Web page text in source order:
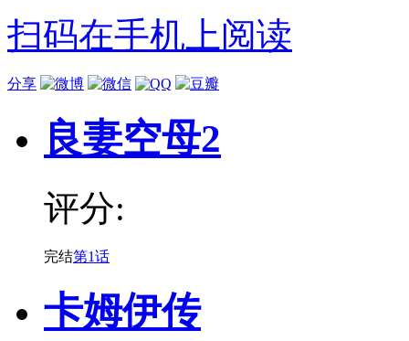
扫码在手机上阅读
分享
良妻空母2
评分:
完结第1话
卡姆伊传